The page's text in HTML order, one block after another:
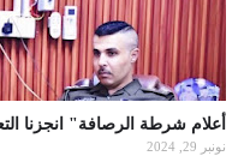
أعلام شرطة الرصافة" انجزنا
نونبر 29, 2024